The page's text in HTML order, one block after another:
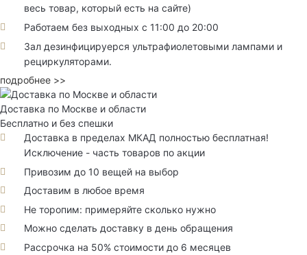
весь товар, который есть на сайте)
Работаем без выходных с 11:00 до 20:00
Зал дезинфицируерся ультрафиолетовыми лампами и
рециркуляторами.
подробнее >>
Доставка по Москве и области
Бесплатно и без спешки
Доставка в пределах МКАД полностью бесплатная!
Исключение - часть товаров по акции
Привозим до 10 вещей на выбор
Доставим в любое время
Не торопим: примеряйте сколько нужно
Можно сделать доставку в день обращения
Рассрочка на 50% стоимости до 6 месяцев